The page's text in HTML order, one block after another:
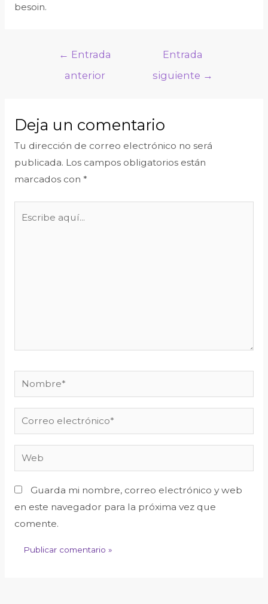
besoin.
Navegación
← Entrada
anterior
Entrada
siguiente →
Deja un comentario
Tu dirección de correo electrónico no será
publicada. Los campos obligatorios están
marcados con *
Nombre*
Correo
electrónico*
Web
Guarda mi nombre, correo electrónico y web
en este navegador para la próxima vez que
comente.